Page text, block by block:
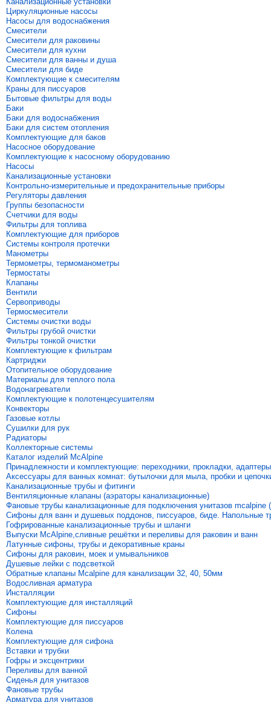
Циркуляционные насосы
Насосы для водоснабжения
Смесители
Смесители для раковины
Смесители для кухни
Смесители для ванны и душа
Смесители для биде
Комплектующие к смесителям
Краны для писсуаров
Бытовые фильтры для воды
Баки
Баки для водоснабжения
Баки для систем отопления
Комплектующие для баков
Насосное оборудование
Комплектующие к насосному оборудованию
Насосы
Канализационные установки
Контрольно-измерительные и предохранительные приборы
Регуляторы давления
Группы безопасности
Счетчики для воды
Фильтры для топлива
Комплектующие для приборов
Системы контроля протечки
Манометры
Термометры, термоманометры
Термостаты
Клапаны
Вентили
Сервоприводы
Термосмесители
Системы очистки воды
Фильтры грубой очистки
Фильтры тонкой очистки
Комплектующие к фильтрам
Картриджи
Отопительное оборудование
Материалы для теплого пола
Водонагреватели
Комплектующие к полотенцесушителям
Конвекторы
Газовые котлы
Сушилки для рук
Радиаторы
Коллекторные системы
Каталог изделий McAlpine
Принадлежности и комплектующие: переходники, прокладки, адаптеры
Аксессуары для ванных комнат: бутылочки для мыла, пробки и
Канализационные трубы и фитинги
Вентиляционные клапаны (аэраторы канализационные)
Фановые трубы канализационные для подключения унитазов mcalpine
Сифоны для ванн и душевых поддонов, писсуаров, биде. Напольные
Гофрированные канализационные трубы и шланги
Выпуски McAlpine,сливные решётки и переливы для раковин и ванн
Латунные сифоны, трубы и декоративные краны
Сифоны для раковин, моек и умывальников
Душевые лейки с подсветкой
Обратные клапаны Mcalpine для канализации 32, 40, 50мм
Водосливная арматура
Инсталляции
Комплектующие для инсталляций
Сифоны
Комплектующие для писсуаров
Колена
Комплектующие для сифона
Вставки и трубки
Гофры и эксцентрики
Переливы для ванной
Сиденья для унитазов
Фановые трубы
Арматура для унитазов